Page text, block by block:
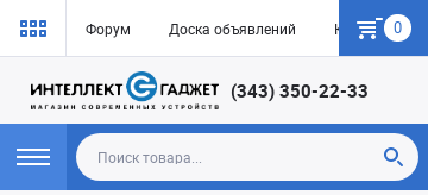
Форум Доска объявлений Как купить
0
(343) 350-22-33